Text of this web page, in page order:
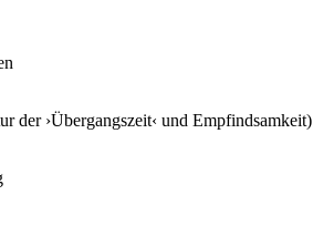
der ›Übergangszeit‹ und Empfindsamkeit)